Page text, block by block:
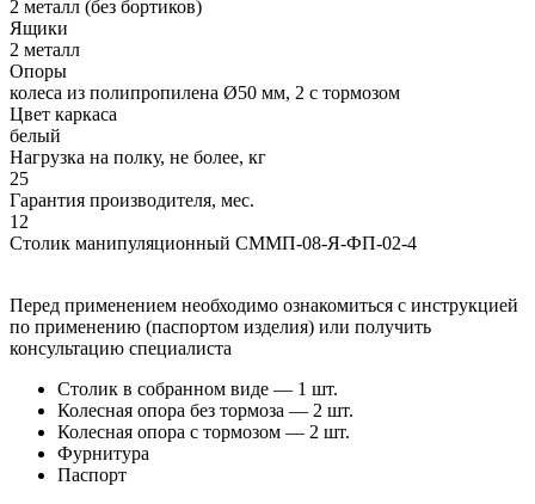
2 металл (без бортиков)
Ящики
2 металл
Опоры
колеса из полипропилена Ø50 мм, 2 с тормозом
Цвет каркаса
белый
Нагрузка на полку, не более, кг
25
Гарантия производителя, мес.
12
Столик манипуляционный СММП-08-Я-ФП-02-4
Перед применением необходимо ознакомиться с инструкцией
по применению (паспортом изделия) или получить
консультацию специалиста
Столик в собранном виде — 1 шт.
Колесная опора без тормоза — 2 шт.
Колесная опора с тормозом — 2 шт.
Фурнитура
Паспорт